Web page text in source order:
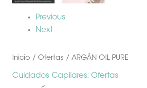
Previous
Next
Inicio / Ofertas / ARGÁN OIL PURE
Cuidados Capilares, Ofertas